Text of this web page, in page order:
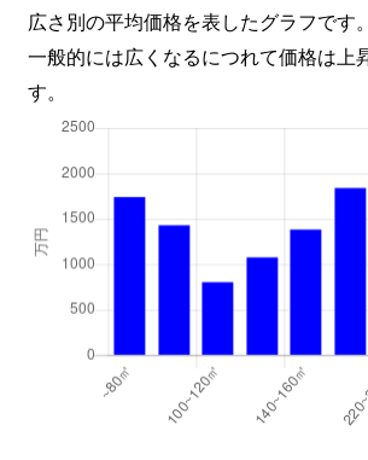
広さ別の平均価格を表したグラフです。
一般的には広くなるにつれて価格は上
す。